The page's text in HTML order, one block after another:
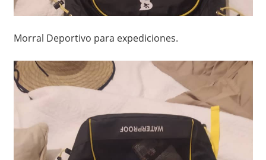
Morral Deportivo para expediciones.